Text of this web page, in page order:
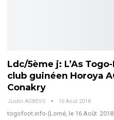
Ldc/5ème j: L’As
club guinéen Horoya
Conakry
Justin AGBEVO 16 Août 2018
togofoot.info-(Lomé, le 16 Août